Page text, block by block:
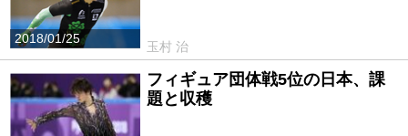
2018/01/25
玉村 治
フィギュア団体戦5位の日本、課
題と収穫